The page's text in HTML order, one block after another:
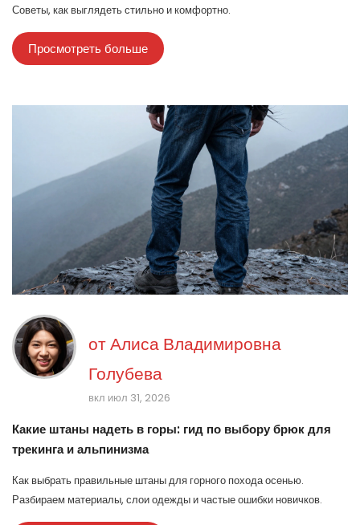
Советы, как выглядеть стильно и комфортно.
Просмотреть больше
отАлиса Владимировна
Голубева
вкл июл 31, 2026
Какие штаны надеть в горы: гид по выбору брюк для
трекинга и альпинизма
Как выбрать правильные штаны для горного похода осенью.
Разбираем материалы, слои одежды и частые ошибки новичков.